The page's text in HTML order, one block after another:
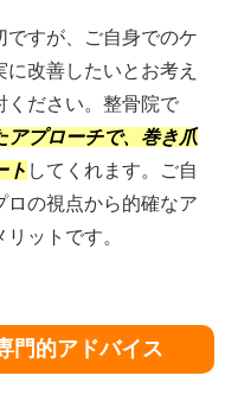
すが、ご自身でのケ
改善したいとお考え
ください。整骨院で
アプローチで、巻き爪
ト してくれます。ご自
の視点から的確なア
ットです。
門的アドバイス